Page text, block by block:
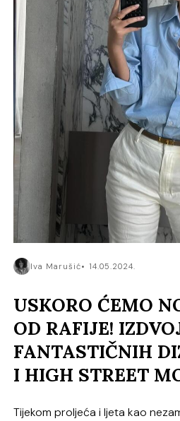
Iva Marušić 14.05.2024.
USKORO ĆEMO
OD RAFIJE!
FANTASTIČNIH
I HIGH STREET
Tijekom proljeća i ljeta kao